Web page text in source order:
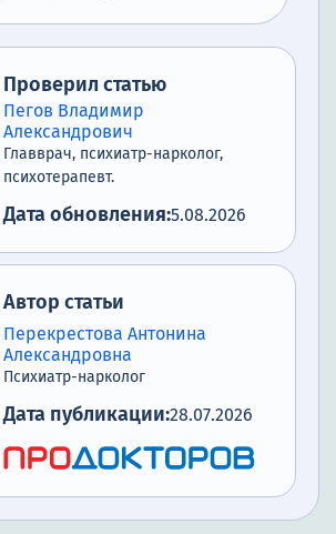
Проверил статью
Пегов Владимир
Александрович
Главврач, психиатр-нарколог,
психотерапевт.
Дата обновления:5.08.2026
Автор статьи
Перекрестова Антонина
Александровна
Психиатр-нарколог
Дата публикации:28.07.2026